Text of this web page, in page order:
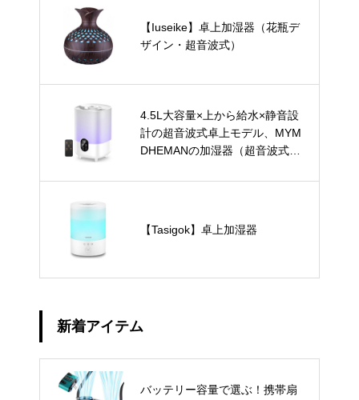
【Iuseike】卓上加湿器（花瓶デ
ザイン・超音波式）
4.5L大容量×上から給水×静音設
計の超音波式卓上モデル、MYM
DHEMANの加湿器（超音波式・
【Tasigok】卓上加湿器
新着アイテム
バッテリー容量で選ぶ！携帯扇